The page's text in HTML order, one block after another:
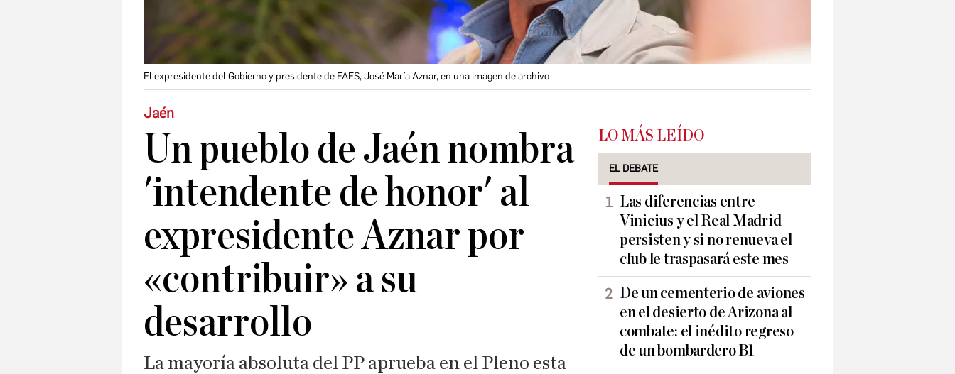
El expresidente del Gobierno y presidente de FAES, José María Aznar, en una imagen de archivo
Jaén
Un pueblo de Jaén nombra
'intendente de honor' al
expresidente Aznar por
«contribuir» a su
desarrollo
La mayoría absoluta del PP aprueba en el Pleno esta
LO MÁS LEÍDO
EL DEBATE
Las diferencias entre
Vinicius y el Real Madrid
persisten y si no renueva el
club le traspasará este mes
De un cementerio de aviones
en el desierto de Arizona al
combate: el inédito regreso
de un bombardero B1